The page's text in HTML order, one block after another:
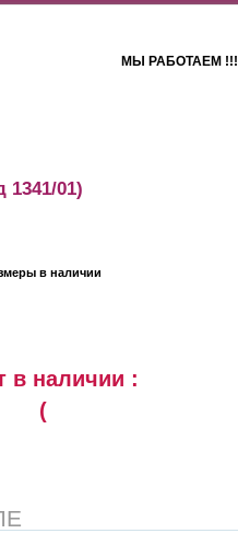
МЫ РАБОТАЕМ !!!
1341/01)
в наличии
в наличии :
(